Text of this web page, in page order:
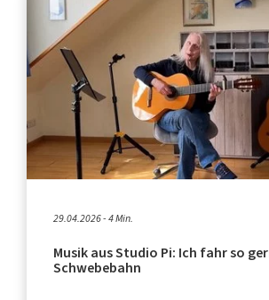
29.04.2026 - 4 Min.
Musik aus Studio Pi: Ich fahr so
Schwebebahn